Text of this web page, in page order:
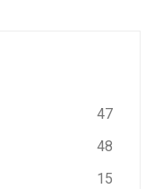
47
48
15